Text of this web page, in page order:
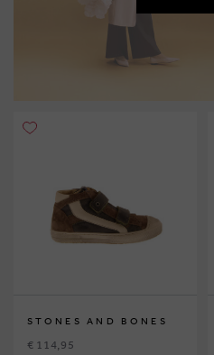
STONES AND BONES
€ 114,95